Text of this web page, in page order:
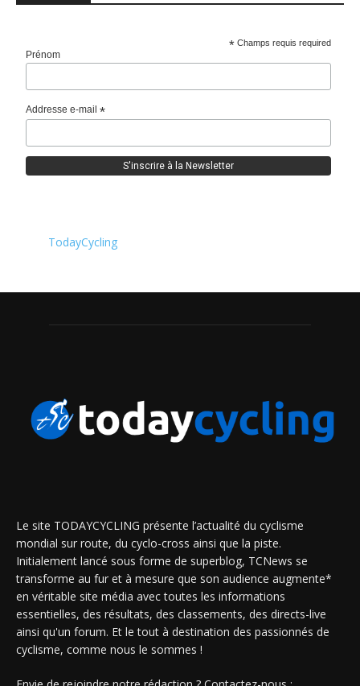
* Champs requis required
Prénom
Addresse e-mail*
TodayCycling
Le site TODAYCYCLING présente l’actualité du cyclisme
mondial sur route, du cyclo-cross ainsi que la piste.
Initialement lancé sous forme de superblog, TCNews se
transforme au fur et à mesure que son audience augmente*
en véritable site média avec toutes les informations
essentielles, des résultats, des classements, des directs-live
ainsi qu'un forum. Et le tout à destination des passionnés de
cyclisme, comme nous le sommes !